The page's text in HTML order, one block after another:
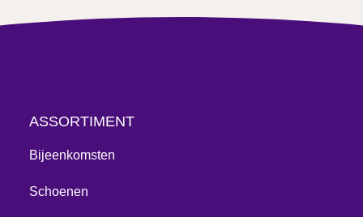
ASSORTIMENT
Bijeenkomsten
Schoenen